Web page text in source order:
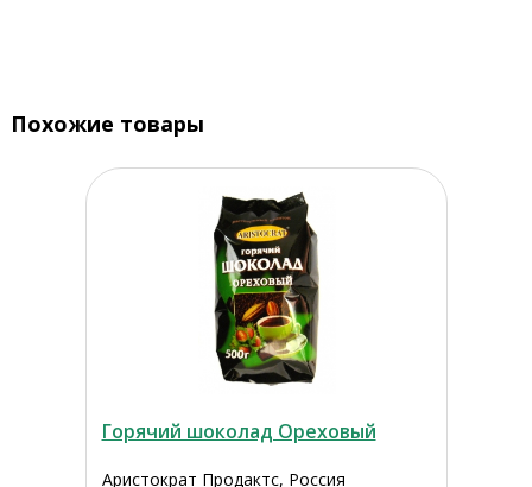
Похожие товары
Горячий шоколад Ореховый
Аристократ Продактс, Россия